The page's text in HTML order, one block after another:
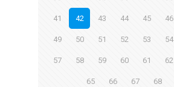
41 42 43 44 45 46
49 50 51 52 53 54
57 58 59 60 61 62
65 66 67 68